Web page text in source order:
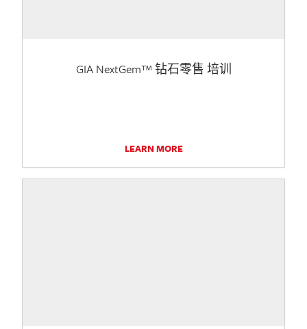
GIA NextGem™ 钻石零售 培训
LEARN MORE